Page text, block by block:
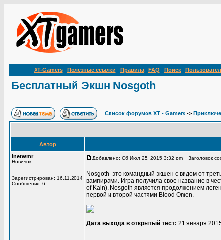
XT-Gamers Полезные ссылки Правила FAQ Поиск
Бесплатный Экшн Nosgoth
Список форумов XT - Gamers ->
Автор
inetwmr
Новичок
Зарегистрирован: 16.11.2014
Сообщения: 6
Добавлено: Сб Июл 25, 2015 3:32 pm Заголовок
Nosgoth -это командный экшен с видом от
вампирами. Игра получила свое название в
of Kain). Nosgoth является продолжением
первой и второй частями Blood Omen.
Дата выхода в открытый тест: 21 января